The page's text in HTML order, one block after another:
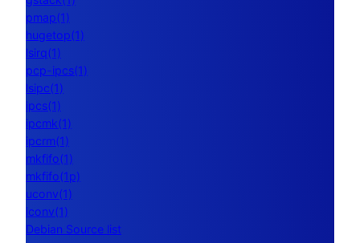
pmap(1)
hugetop(1)
lsirq(1)
pcp-ipcs(1)
lsipc(1)
ipcs(1)
ipcmk(1)
ipcrm(1)
mkfifo(1)
mkfifo(1p)
uconv(1)
iconv(1)
Debian Source list